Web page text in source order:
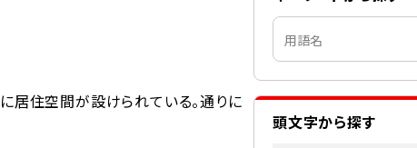
頭文字から探す
居住空間が設けられている。通りに